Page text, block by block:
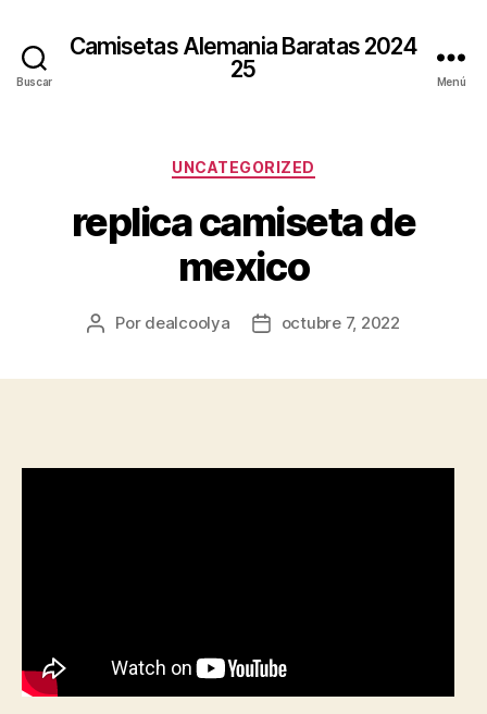
Buscar
Camisetas Alemania Baratas 2024
25
Menú
Categorías
UNCATEGORIZED
replica camiseta de
mexico
Autor
Por dealcoolya
Fechaoctubre 7, 2022